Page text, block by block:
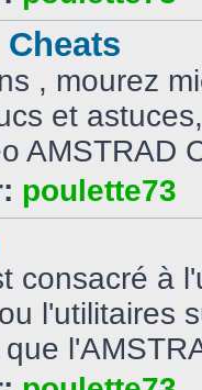
, mourez
et
AMSTRAD
poulette73
consacré à
l'utilitaires